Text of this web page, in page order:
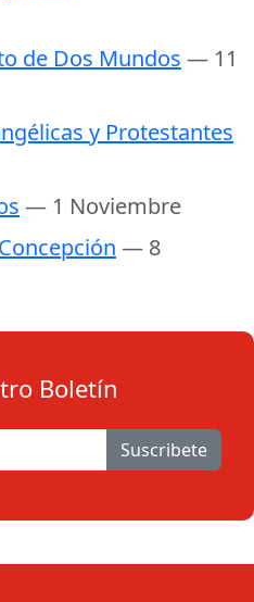
de Dos Mundos — 11
y Protestantes
— 1 Noviembre
— 8
Boletín
Suscribete